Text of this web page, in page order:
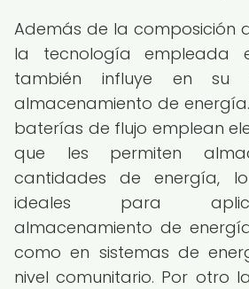
Además de la composición
la tecnología empleada
también influye en su
almacenamiento de
baterías de flujo emplean
que les permiten
cantidades de energía,
ideales para
almacenamiento de
como en sistemas de
nivel comunitario. Por otro